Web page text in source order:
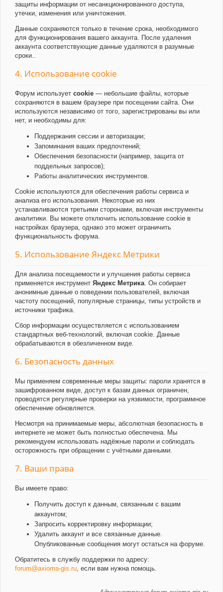
защиты информации от несанкционированного доступа,
утечки, изменения или уничтожения.
Данные сохраняются только в течение срока, необходимого
для функционирования вашего аккаунта. После удаления
аккаунта соответствующие данные удаляются в разумные
сроки..
4. Использование cookie
Форум использует cookie — небольшие файлы, которые
сохраняются в вашем браузере при посещении сайта. Они
используются независимо от того, зарегистрированы вы или
нет, и необходимы для:
Поддержания сессии и авторизации;
Запоминания ваших предпочтений;
Обеспечения безопасности (например, защита от
поддельных запросов);
Работы аналитических инструментов.
Cookie используются для обеспечения работы сервиса и
анализа его использования. Некоторые из них
устанавливаются третьими сторонами, включая инструменты
аналитики. Вы можете отключить использование cookie в
настройках браузера, однако это может ограничить
функциональность форума.
5. Использование Яндекс Метрики
Для анализа посещаемости и улучшения работы сервиса
применяется инструмент Яндекс Метрика. Он собирает
анонимные данные о поведении пользователей, включая
частоту посещений, популярные страницы, типы устройств и
источники трафика.
Сбор информации осуществляется с использованием
стандартных веб-технологий, включая cookie. Данные
обрабатываются в обезличенном виде.
6. Безопасность данных
Мы применяем современные меры защиты: пароли хранятся в
зашифрованном виде, доступ к базам данных ограничен,
проводятся регулярные проверки на уязвимости, программное
обеспечение обновляется.
Несмотря на принимаемые меры, абсолютная безопасность в
интернете не может быть полностью обеспечена. Мы
рекомендуем использовать надёжные пароли и соблюдать
осторожность при обращении с учётными данными.
7. Ваши права
Вы имеете право:
Получить доступ к данным, связанным с вашим
аккаунтом;
Запросить корректировку информации;
Удалить аккаунт и все связанные данные.
Опубликованные сообщения могут остаться на форуме.
Обратитесь в службу поддержки по адресу:
forum@axioma-gis.ru , если вам нужна помощь.